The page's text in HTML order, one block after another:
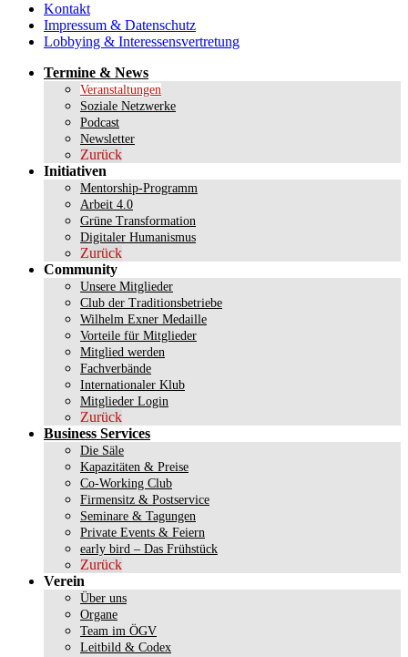
Kontakt
Impressum & Datenschutz
Lobbying & Interessensvertretung
Termine & News
Veranstaltungen
Soziale Netzwerke
Podcast
Newsletter
Zurück
Initiativen
Mentorship-Programm
Arbeit 4.0
Grüne Transformation
Digitaler Humanismus
Zurück
Community
Unsere Mitglieder
Club der Traditionsbetriebe
Wilhelm Exner Medaille
Vorteile für Mitglieder
Mitglied werden
Fachverbände
Internationaler Klub
Mitglieder Login
Zurück
Business Services
Die Säle
Kapazitäten & Preise
Co-Working Club
Firmensitz & Postservice
Seminare & Tagungen
Private Events & Feiern
early bird – Das Frühstück
Zurück
Verein
Über uns
Organe
Team im ÖGV
Leitbild & Codex